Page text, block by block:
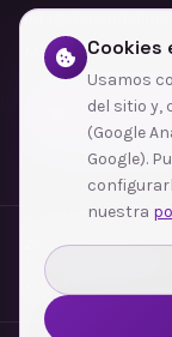
Mataró (Barcelona
Déjanos tu
Zonas de cobertura·
Sabadell
Ver todas las zonas →
Cookies
Usamos
del sitio y,
(Google
Google).
nuestra